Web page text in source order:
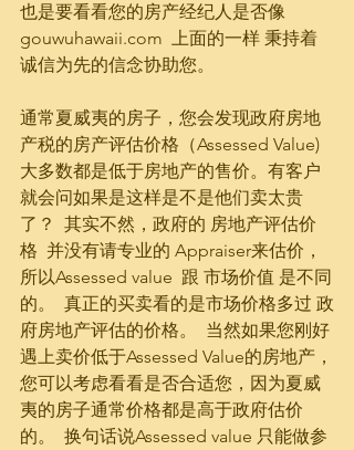
也是要看看您的房产经纪人是否像
gouwuhawaii.com  上面的一样 秉持着
诚信为先的信念协助您。
通常夏威夷的房子，您会发现政府房地
产税的房产评估价格（Assessed Value)
大多数都是低于房地产的售价。有客户
就会问如果是这样是不是他们卖太贵
了？  其实不然，政府的 房地产评估价
格  并没有请专业的 Appraiser来估价，
所以Assessed value  跟 市场价值 是不同
的。  真正的买卖看的是市场价格多过 政
府房地产评估的价格。  当然如果您刚好
遇上卖价低于Assessed Value的房地产，
您可以考虑看看是否合适您，因为夏威
夷的房子通常价格都是高于政府估价
的。  换句话说Assessed value 只能做参